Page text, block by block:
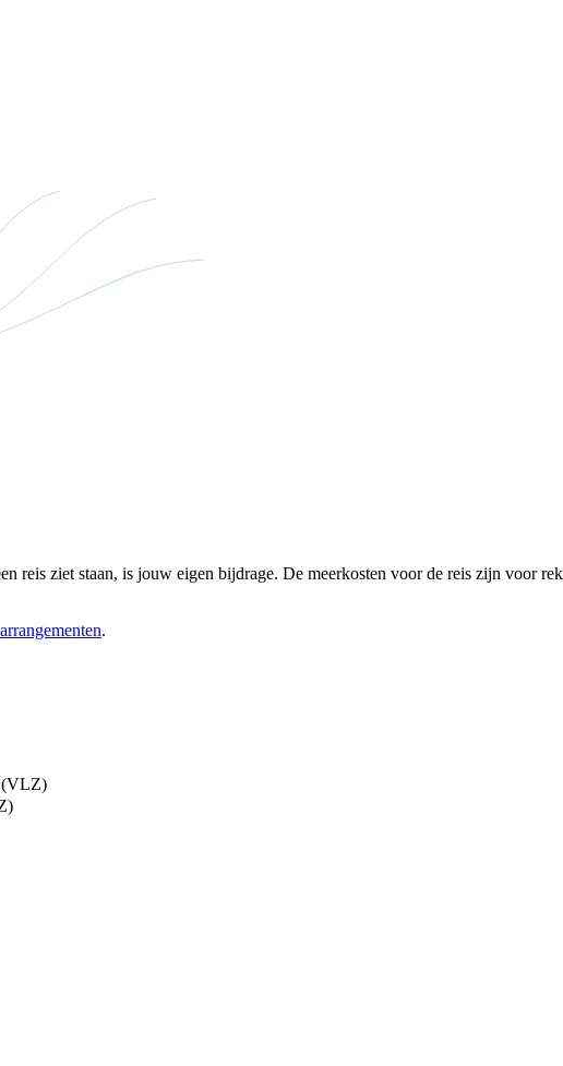
reis ziet staan, is jouw eigen bijdrage. De meerkosten voor de reis zijn voor
.
(VLZ)